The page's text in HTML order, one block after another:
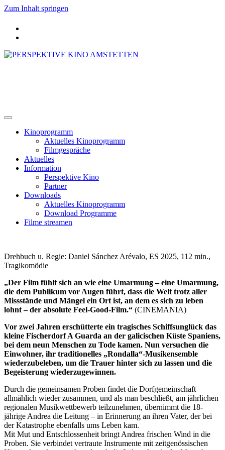
Zum Inhalt springen
Kinoprogramm
Aktuelles Kinoprogramm
Filmgespräche
Aktuelles
Information
Perspektive Kino
Partner
Downloads
Aktuelles Kinoprogramm
Download Programme
Filme streamen
Drehbuch u. Regie: Daniel Sánchez Arévalo, ES 2025, 112 min.,
Tragikomödie
„Der Film fühlt sich an wie eine Umarmung – eine Umarmung,
die dem Publikum vor Augen führt, dass die Welt trotz aller
Missstände und Mängel ein Ort ist, an dem es sich zu leben
lohnt – der absolute Feel-Good-Film.“ (CINEMANIA)
Vor zwei Jahren erschütterte ein tragisches Schiffsunglück das
kleine Fischerdorf A Guarda an der galicischen Küste Spaniens,
bei dem neun Menschen zu Tode kamen. Nun versuchen die
Einwohner, ihr traditionelles „Rondalla“-Musikensemble
wiederzubeleben, um die Trauer hinter sich zu lassen und die
Begeisterung wiederzugewinnen.
Durch die gemeinsamen Proben findet die Dorfgemeinschaft
allmählich wieder zusammen, und als man beschließt, am jährlichen
regionalen Musikwettbewerb teilzunehmen, übernimmt die 18-
jährige Andrea die Leitung – in Erinnerung an ihren Vater, der bei
der Katastrophe ebenfalls ums Leben kam.
Mit Mut und Entschlossenheit bringt Andrea frischen Wind in die
Proben. Sie verbindet vertraute Instrumente mit zeitgenössischen